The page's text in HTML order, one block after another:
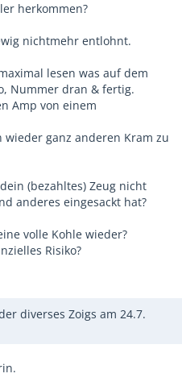
herkommen?
nichtmehr entlohnt.
lesen was auf dem
Nummer dran & fertig.
Amp von einem
ganz anderen Kram zu
(bezahltes) Zeug nicht
anderes eingesackt hat?
volle Kohle wieder?
Risiko?
diverses Zoigs am 24.7.